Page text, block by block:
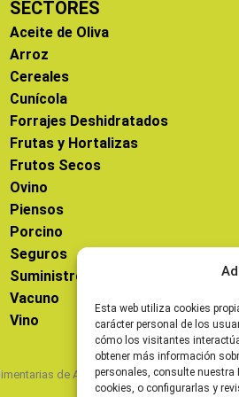
Esta web utiliza cookies
carácter personal de los
cómo los visitantes
obtener más información
personales, consulte nuestra
cookies, o configurarlas y
SECTORES
Aceite de Oliva
Arroz
Cereales
Cunícola
Forrajes Deshidratados
Frutas y Hortalizas
Frutos Secos
Ovino
Piensos
Porcino
Seguros
Suministros
Vacuno
Vino
de Aragón